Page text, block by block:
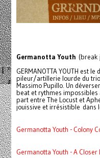
Germanotta Youth (break
GERMANOTTA YOUTH est
pileur/artillerie lourde du
Massimo Pupillo. Un
beat et rythmes impossibles
part entre The Locust et
jouissive et irrésistible dans
Germanotta Youth - Colony
Germanotta Youth - A Closer